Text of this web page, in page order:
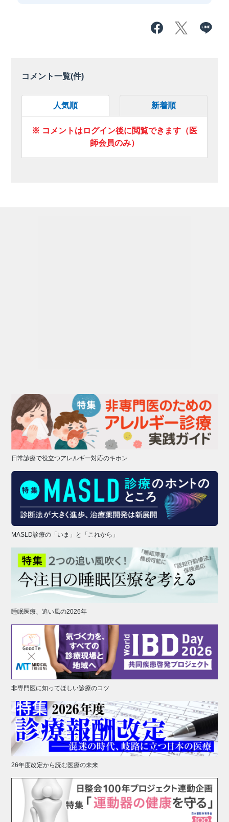
コメント一覧(件)
人気順 新着順
※ コメントはログイン後に閲覧できます（医
師会員のみ）
日常診療で役立つアレルギー対応のキホン
MASLD診療の「いま」と「これから」
睡眠医療、追い風の2026年
非専門医に知ってほしい診療のコツ
26年度改定から読む医療の未来